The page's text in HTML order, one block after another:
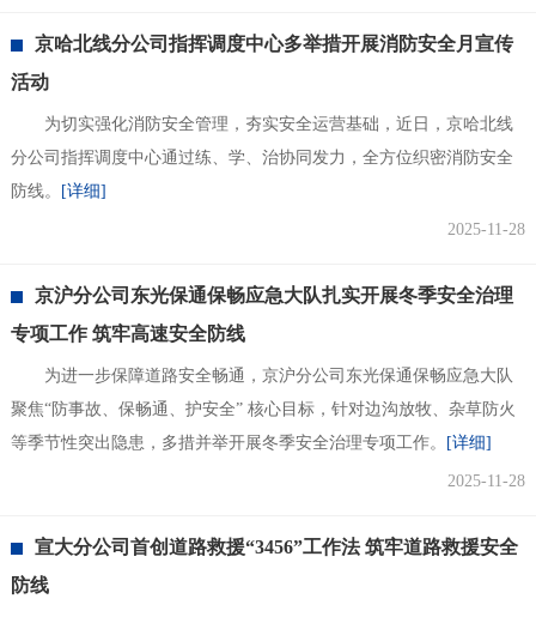
京哈北线分公司指挥调度中心多举措开展消防安全月宣传
活动
为切实强化消防安全管理，夯实安全运营基础，近日，京哈北线
分公司指挥调度中心通过练、学、治协同发力，全方位织密消防安全
防线。
[详细]
2025-11-28
京沪分公司东光保通保畅应急大队扎实开展冬季安全治理
专项工作 筑牢高速安全防线
为进一步保障道路安全畅通，京沪分公司东光保通保畅应急大队
聚焦“防事故、保畅通、护安全” 核心目标，针对边沟放牧、杂草防火
等季节性突出隐患，多措并举开展冬季安全治理专项工作。
[详细]
2025-11-28
宣大分公司首创道路救援“3456”工作法 筑牢道路救援安全
防线